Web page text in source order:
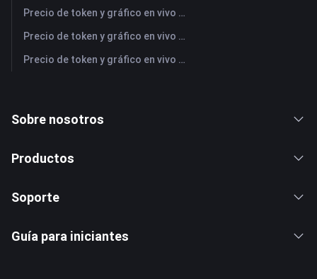
Precio de token y gráfico en vivo más reciente de MU (Micron Technology)
Precio de token y gráfico en vivo más reciente de PEAK (PEAK)
Precio de token y gráfico en vivo más reciente de JPM (JPMorgan Chase)
Sobre nosotros
Productos
Soporte
Guía para iniciantes